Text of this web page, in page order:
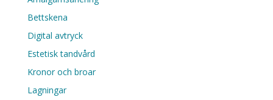
Bettskena
Digital avtryck
Estetisk tandvård
Kronor och broar
Lagningar